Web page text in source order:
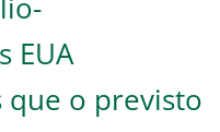
EUA
que o previsto